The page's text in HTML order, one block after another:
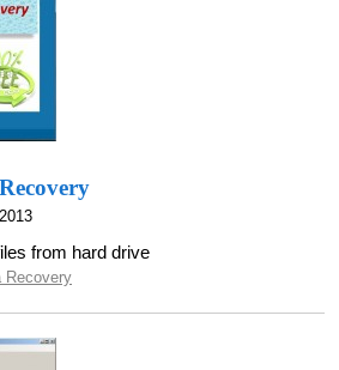
from hard drive
Recovery